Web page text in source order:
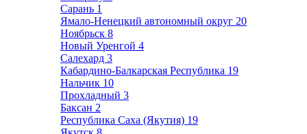
Сарань 1
Ямало-Ненецкий автономный округ 20
Ноябрьск 8
Новый Уренгой 4
Салехард 3
Кабардино-Балкарская Республика 19
Нальчик 10
Прохладный 3
Баксан 2
Республика Саха (Якутия) 19